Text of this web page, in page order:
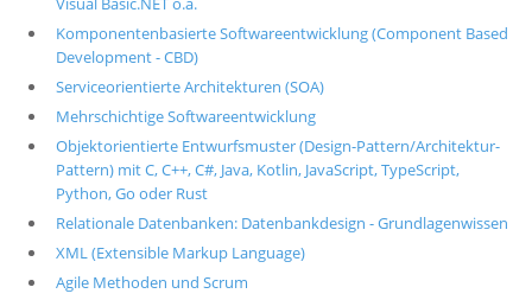
Komponentenbasierte Softwareentwicklung (Component Based
Development - CBD)
Serviceorientierte Architekturen (SOA)
Mehrschichtige Softwareentwicklung
Objektorientierte Entwurfsmuster (Design-Pattern/Architektur-
Pattern) mit C, C++, C#, Java, Kotlin, JavaScript, TypeScript,
Python, Go oder Rust
Relationale Datenbanken: Datenbankdesign - Grundlagenwissen
XML (Extensible Markup Language)
Agile Methoden und Scrum